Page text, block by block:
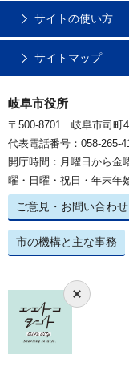
サイトの使い方
サイトマップ
岐阜市役所
〒500-8701 岐阜市司町
代表電話番号：058-265-
開庁時間：月曜日から
曜・日曜・祝日・年末年
ご意見・お問い合わせ
市の機構と主な事務